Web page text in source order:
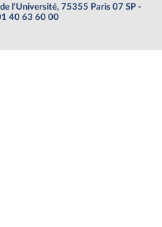
l'Université, 75355 Paris 07 SP -
40 63 60 00